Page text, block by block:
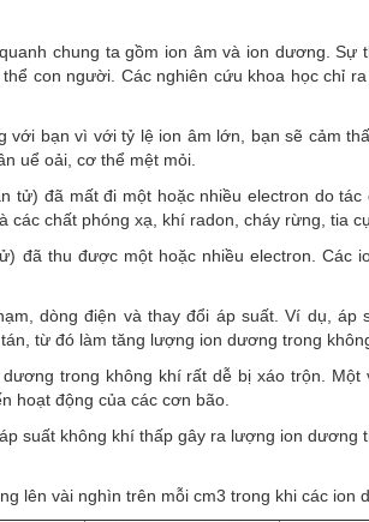
chung ta gồm ion âm và ion dương.
con người. Các nghiên cứu khoa học chỉ
với bạn vì với tỷ lệ ion âm lớn, bạn sẽ cảm
uể oải, cơ thể mệt mỏi.
tử) đã mất đi một hoặc nhiều electron do
các chất phóng xạ, khí radon, cháy rừng, tia
đã thu được một hoặc nhiều electron. Các
dòng điện và thay đổi áp suất. Ví dụ,
từ đó làm tăng lượng ion dương trong
trong không khí rất dễ bị xáo trộn.
hoạt động của các cơn bão.
suất không khí thấp gây ra lượng ion dương
lên vài nghìn trên mỗi cm3 trong khi các ion